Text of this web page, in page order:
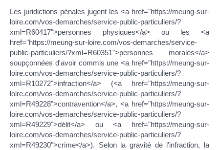
Les juridictions pénales jugent les <a href="https://meung-sur-
loire.com/vos-demarches/service-public-particuliers/?
xml=R60417">personnes physiques</a> ou les <a
href="https://meung-sur-loire.com/vos-demarches/service-
public-particuliers/?xml=R60351">personnes morales</a>
soupçonnées d'avoir commis une <a href="https://meung-sur-
loire.com/vos-demarches/service-public-particuliers/?
xml=R10272">infraction</a> (<a href="https://meung-sur-
loire.com/vos-demarches/service-public-particuliers/?
xml=R49228">contravention</a>, <a href="https://meung-sur-
loire.com/vos-demarches/service-public-particuliers/?
xml=R49229">délit</a> ou <a href="https://meung-sur-
loire.com/vos-demarches/service-public-particuliers/?
xml=R49230">crime</a>). Selon la gravité de l'infraction, la